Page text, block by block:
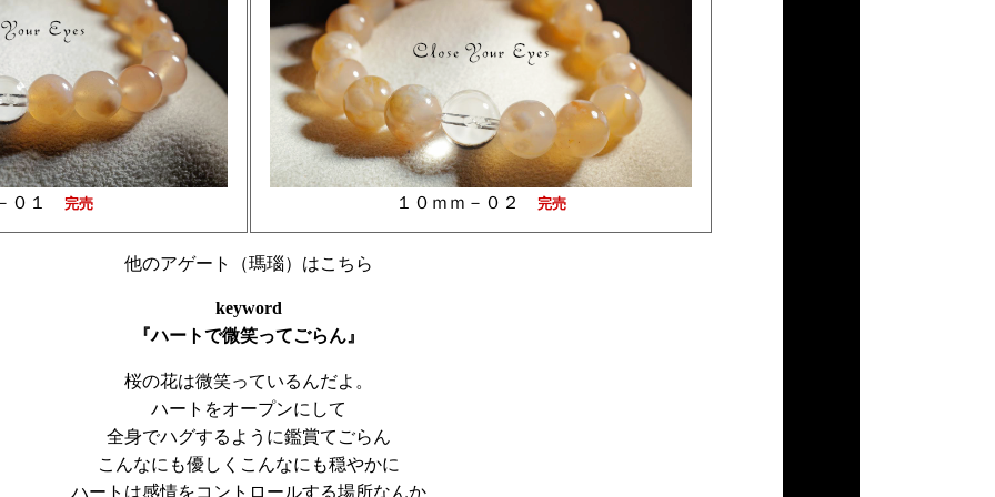
０１ 完売 １０ｍｍ－０２ 完売
他のアゲート（瑪瑙）はこちら
keyword
『ハートで微笑ってごらん』
桜の花は微笑っているんだよ。
ハートをオープンにして
全身でハグするように鑑賞てごらん
こんなにも優しくこんなにも穏やかに
ハートは感情をコントロールする場所なんか